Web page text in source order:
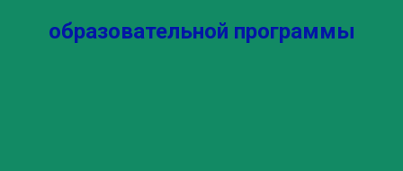
образовательной программы